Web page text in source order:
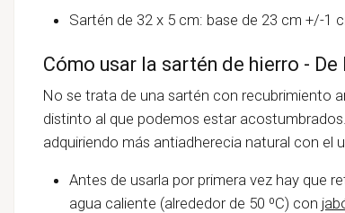
Sartén de 32 x 5 cm: base de 23 cm +/-1
Cómo usar la sartén de hierro - De
No se trata de una sartén con recubrimiento
distinto al que podemos estar
adquiriendo más antiadherecia natural con el
Antes de usarla por primera vez hay que
agua caliente (alrededor de 50 ºC) con